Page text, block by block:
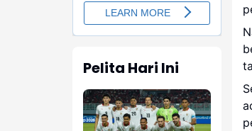
Pelita Hari Ini